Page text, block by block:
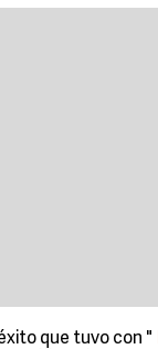
que tuvo con "